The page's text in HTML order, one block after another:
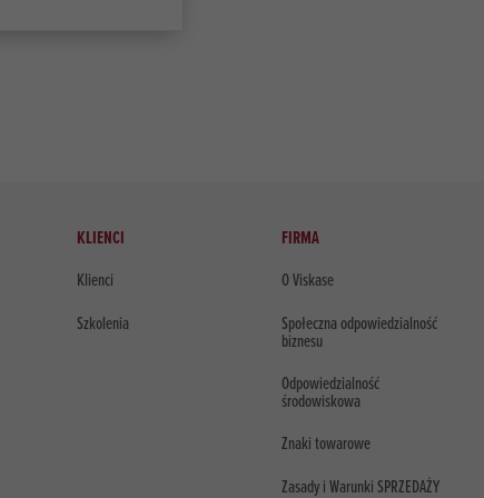
KLIENCI
Klienci
Szkolenia
FIRMA
O Viskase
Społeczna odpowiedzialność
biznesu
Odpowiedzialność
środowiskowa
Znaki towarowe
Zasady i Warunki SPRZEDAŻY